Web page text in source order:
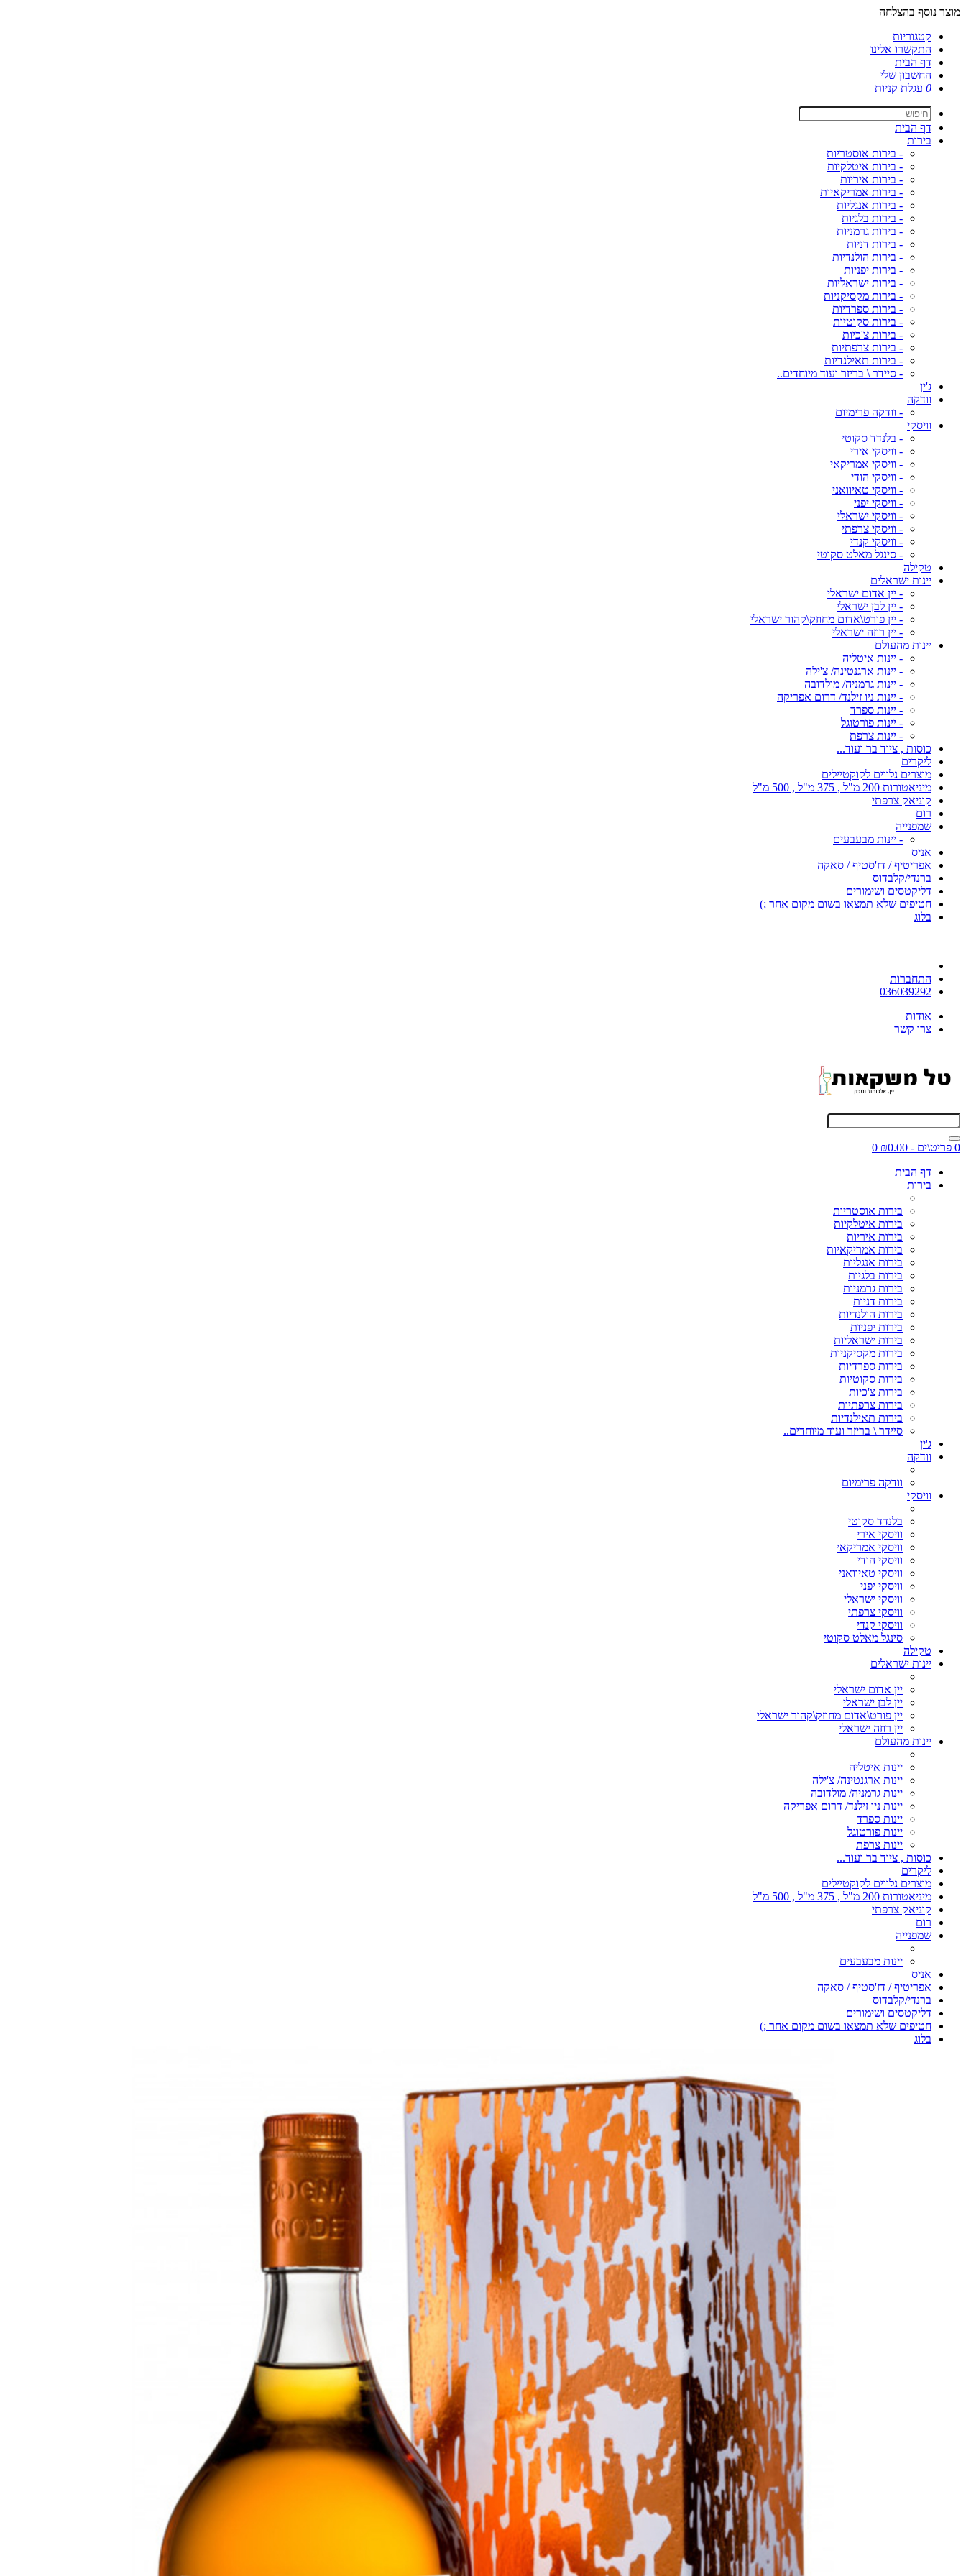
מוצר נוסף בהצלחה
קטגוריות
התקשרו אלינו
דף הבית
החשבון שלי
0 עגלת קניות
דף הבית
בירות
- בירות אוסטריות
- בירות איטלקיות
- בירות איריות
- בירות אמריקאיות
- בירות אנגליות
- בירות בלגיות
- בירות גרמניות
- בירות דניות
- בירות הולנדיות
- בירות יפניות
- בירות ישראליות
- בירות מקסיקניות
- בירות ספרדיות
- בירות סקוטיות
- בירות צ'כיות
- בירות צרפתיות
- בירות תאילנדיות
- סיידר \ בריזר ועוד מיוחדים..
ג'ין
וודקה
- וודקה פרימיום
וויסקי
- בלנדד סקוטי
- וויסקי אירי
- וויסקי אמריקאי
- וויסקי הודי
- וויסקי טאיוואני
- וויסקי יפני
- וויסקי ישראלי
- וויסקי צרפתי
- וויסקי קנדי
- סינגל מאלט סקוטי
טקילה
יינות ישראלים
- יין אדום ישראלי
- יין לבן ישראלי
- יין פורט\אדום מחוזק\קהור ישראלי
- יין רוזה ישראלי
יינות מהעולם
- יינות איטליה
- יינות ארגנטינה/ צ'ילה
- יינות גרמניה/ מולדובה
- יינות ניו זילנד/ דרום אפריקה
- יינות ספרד
- יינות פורטוגל
- יינות צרפת
כוסות , ציוד בר ועוד...
ליקרים
מוצרים נלווים לקוקטיילים
מיניאטורות 200 מ"ל , 375 מ"ל , 500 מ"ל
קוניאק צרפתי
רום
שמפנייה
- יינות מבעבעים
אניס
אפריטיף / דז'סטיף / סאקה
ברנדי/קלבדוס
דליקטסים ושימורים
חטיפים שלא תמצאו בשום מקום אחר ;)
בלוג
התחברות
036039292
אודות
צרו קשר
0 פריט\ים - ₪0.00
0
דף הבית
בירות
בירות אוסטריות
בירות איטלקיות
בירות איריות
בירות אמריקאיות
בירות אנגליות
בירות בלגיות
בירות גרמניות
בירות דניות
בירות הולנדיות
בירות יפניות
בירות ישראליות
בירות מקסיקניות
בירות ספרדיות
בירות סקוטיות
בירות צ'כיות
בירות צרפתיות
בירות תאילנדיות
סיידר \ בריזר ועוד מיוחדים..
ג'ין
וודקה
וודקה פרימיום
וויסקי
בלנדד סקוטי
וויסקי אירי
וויסקי אמריקאי
וויסקי הודי
וויסקי טאיוואני
וויסקי יפני
וויסקי ישראלי
וויסקי צרפתי
וויסקי קנדי
סינגל מאלט סקוטי
טקילה
יינות ישראלים
יין אדום ישראלי
יין לבן ישראלי
יין פורט\אדום מחוזק\קהור ישראלי
יין רוזה ישראלי
יינות מהעולם
יינות איטליה
יינות ארגנטינה/ צ'ילה
יינות גרמניה/ מולדובה
יינות ניו זילנד/ דרום אפריקה
יינות ספרד
יינות פורטוגל
יינות צרפת
כוסות , ציוד בר ועוד...
ליקרים
מוצרים נלווים לקוקטיילים
מיניאטורות 200 מ"ל , 375 מ"ל , 500 מ"ל
קוניאק צרפתי
רום
שמפנייה
יינות מבעבעים
אניס
אפריטיף / דז'סטיף / סאקה
ברנדי/קלבדוס
דליקטסים ושימורים
חטיפים שלא תמצאו בשום מקום אחר ;)
בלוג